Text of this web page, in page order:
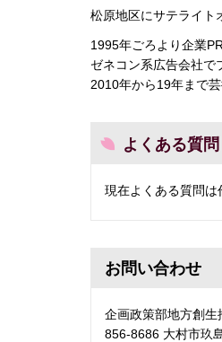
松原地区にサテライト
1995年ごろより企業
ゼネコン系広告会社で
2010年から19年まで
よくある質問
現在よくある質問は
お問い合わせ
企画政策部地方創
856-8686 大村市玖